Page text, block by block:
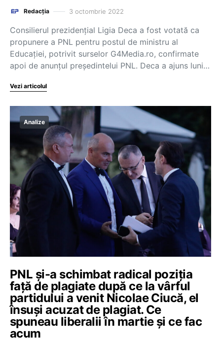
Redacția 3 octombrie 2022
Consilierul prezidențial Ligia Deca a fost votată ca
propunere a PNL pentru postul de ministru al
Educației, potrivit surselor G4Media.ro, confirmate
apoi de anunțul președintelui PNL. Deca a ajuns luni…
Vezi articolul
Analize
PNL și-a schimbat radical poziția
față de plagiate după ce la vârful
partidului a venit Nicolae Ciucă, el
însuși acuzat de plagiat. Ce
spuneau liberalii în martie și ce fac
acum